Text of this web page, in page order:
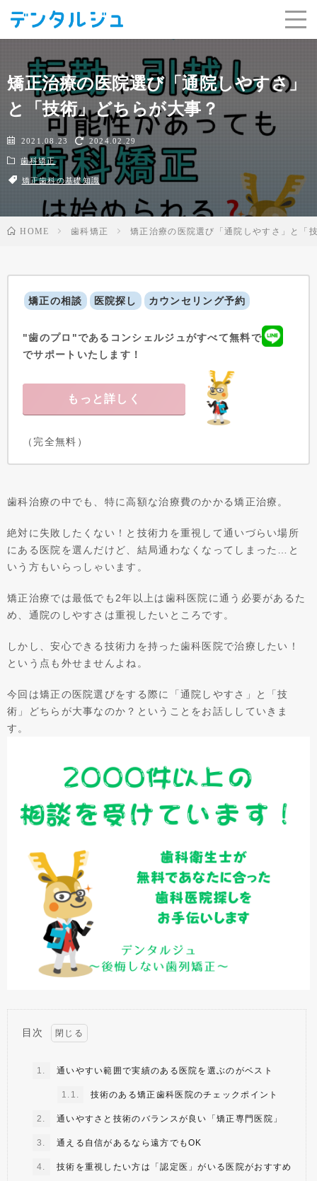
矯正治療の医院選び「通院しやすさ」
と「技術」どちらが大事？
2021.08.23 2024.02.29
歯科矯正
矯正歯科の基礎知識
HOME 歯科矯正 矯正治療の医院選び「通院しやすさ」と「
矯正の相談 医院探し カウンセリング予約
"歯のプロ"であるコンシェルジュがすべて無料で
でサポートいたします！
もっと詳しく
（完全無料）
歯科治療の中でも、特に高額な治療費のかかる矯正治療。
絶対に失敗したくない！と技術力を重視して通いづらい場所
にある医院を選んだけど、結局通わなくなってしまった…と
いう方もいらっしゃいます。
矯正治療では最低でも2年以上は歯科医院に通う必要があるた
め、通院のしやすさは重視したいところです。
しかし、安心できる技術力を持った歯科医院で治療したい！
という点も外せませんよね。
今回は矯正の医院選びをする際に「通院しやすさ」と「技
術」どちらが大事なのか？ということをお話ししていきま
す。
目次
1. 通いやすい範囲で実績のある医院を選ぶのがベスト
1.1. 技術のある矯正歯科医院のチェックポイント
2. 通いやすさと技術のバランスが良い「矯正専門医院」
3. 通える自信があるなら遠方でもOK
4. 技術を重視したい方は「認定医」がいる医院がおすすめ